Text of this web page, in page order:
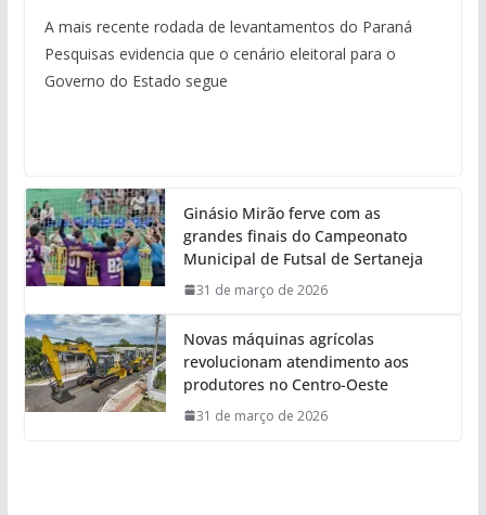
A mais recente rodada de levantamentos do Paraná
Pesquisas evidencia que o cenário eleitoral para o
Governo do Estado segue
Ginásio Mirão ferve com as
grandes finais do Campeonato
Municipal de Futsal de Sertaneja
31 de março de 2026
Novas máquinas agrícolas
revolucionam atendimento aos
produtores no Centro-Oeste
31 de março de 2026